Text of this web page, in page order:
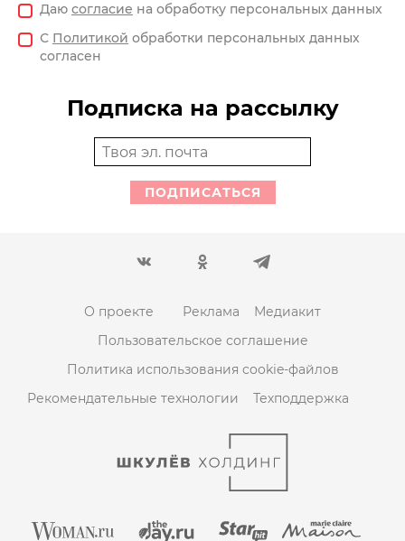
Даю согласие на обработку персональных данных
С Политикой обработки персональных данных
согласен
Подписка на рассылку
ПОДПИСАТЬСЯ
О проекте Реклама
Медиакит
Пользовательское соглашение
Политика использования cookie-файлов
Рекомендательные технологии
Техподдержка